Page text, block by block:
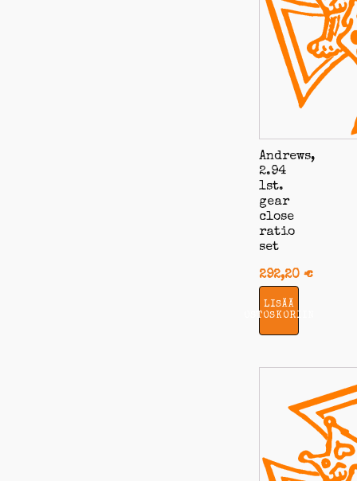
Andrews,
2.94
1st.
gear
close
ratio
set
292,20 €
LISÄÄ
OSTOSKORIIN